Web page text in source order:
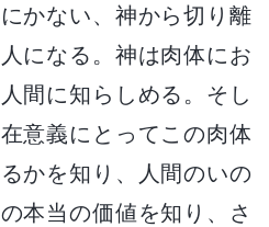
かない、神から切り離
になる。神は肉体にお
間に知らしめる。そし
意義にとってこの肉体
かを知り、人間のいの
本当の価値を知り、さ